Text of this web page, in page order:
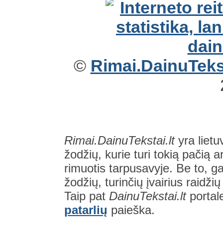
©
Rimai.DainuTekstai.ltyra
žodžių, kurie turi tokią pačią
rimuotis tarpusavyje. Be to,
žodžių, turinčių įvairius
Taip pat DainuTekstai.lt
patarlių paieška.